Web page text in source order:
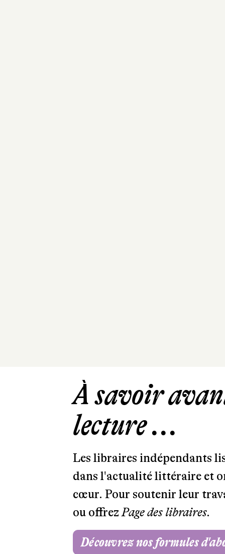
À savoir
lecture ...
Les libraires indépendants
dans l'actualité littéraire et
cœur. Pour soutenir leur
ou offrezPage des libraires.
Découvrez nos formules